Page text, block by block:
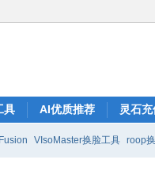
具 AI优质推荐 灵石充
VIsoMaster换脸工具 roop